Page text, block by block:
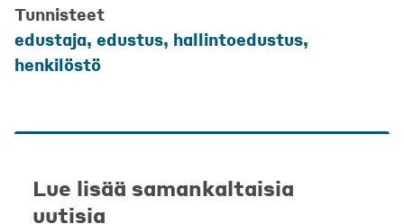
Tunnisteet
edustaja, edustus, hallintoedustus,
henkilöstö
Lue lisää samankaltaisia
uutisia